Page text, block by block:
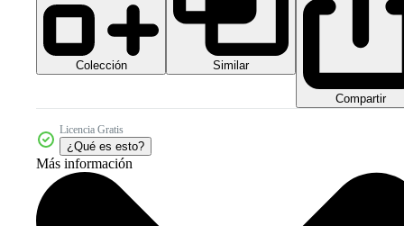
Colección Similar
Compartir
Licencia Gratis
¿Qué es esto?
Más información